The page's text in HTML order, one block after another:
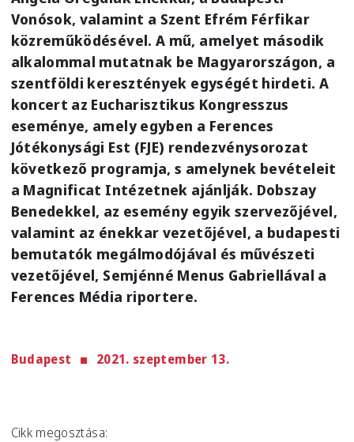
Vonósok, valamint a Szent Efrém Férfikar
közreműködésével. A mű, amelyet második
alkalommal mutatnak be Magyarországon, a
szentföldi keresztények egységét hirdeti. A
koncert az Eucharisztikus Kongresszus
eseménye, amely egyben a Ferences
Jótékonysági Est (FJE) rendezvénysorozat
következő programja, s amelynek bevételeit
a Magnificat Intézetnek ajánlják. Dobszay
Benedekkel, az esemény egyik szervezőjével,
valamint az énekkar vezetőjével, a budapesti
bemutatók megálmodójával és művészeti
vezetőjével, Semjénné Menus Gabriellával a
Ferences Média riportere.
Budapest 2021. szeptember 13.
Cikk megosztása: